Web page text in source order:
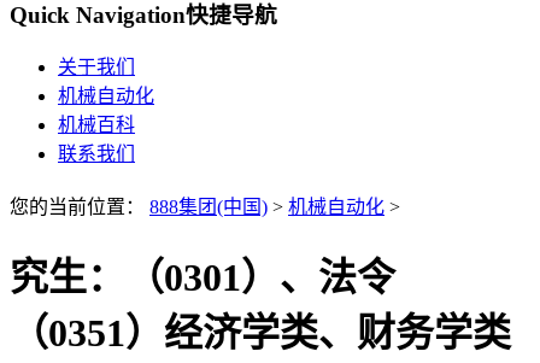
Quick Navigation快捷导航
关于我们
机械自动化
机械百科
联系我们
您的当前位置： 888集团(中国) > 机械自动化 >
究生：（0301）、法令
（0351）经济学类、财务学类